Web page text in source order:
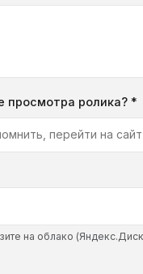
просмотра ролика? *
на облако